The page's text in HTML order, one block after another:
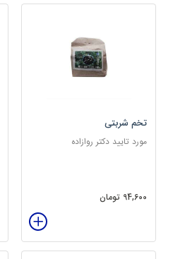
تخم شربتی
مورد تایید دکتر روازاده
94,600 تومان